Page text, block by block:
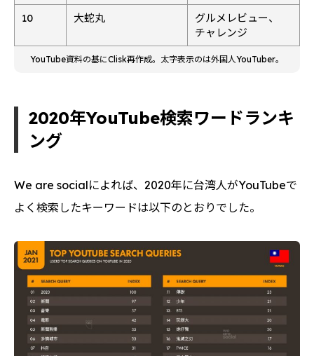
10
大蛇丸
グルメレビュー、
チャレンジ
YouTube資料の基にClisk再作成。太字表示のは外国人YouTuber。
2020年YouTube検索ワードランキ
ング
We are socialによれば、2020年に台湾人がYouTubeで
よく検索したキーワードは以下のとおりでした。